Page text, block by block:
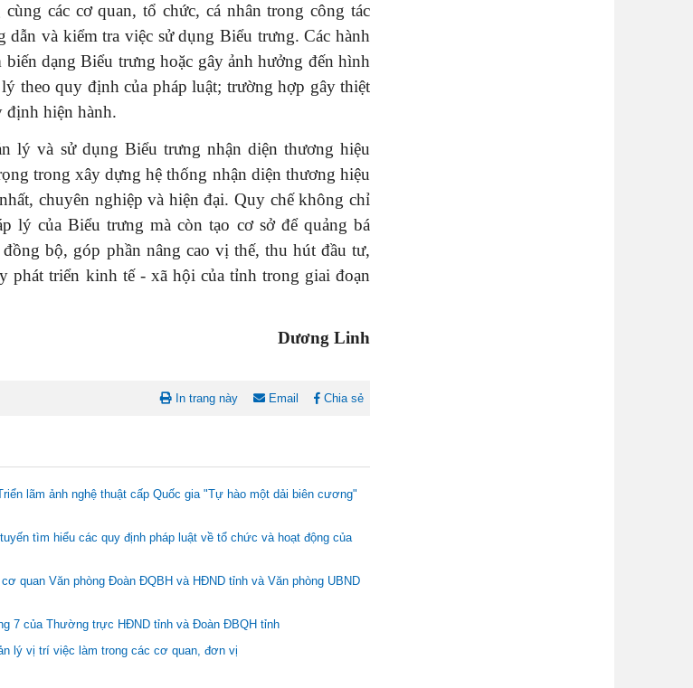
các cơ quan, tổ chức, cá nhân trong công tác
và kiểm tra việc sử dụng Biểu trưng. Các hành
dạng Biểu trưng hoặc gây ảnh hưởng đến hình
theo quy định của pháp luật; trường hợp gây thiệt
định hiện hành.
lý và sử dụng Biểu trưng nhận diện thương hiệu
trong xây dựng hệ thống nhận diện thương hiệu
chuyên nghiệp và hiện đại. Quy chế không chỉ
lý của Biểu trưng mà còn tạo cơ sở để quảng bá
bộ, góp phần nâng cao vị thế, thu hút đầu tư,
phát triển kinh tế - xã hội của tỉnh trong giai đoạn
Dương Linh
In trang này Email Chia sẻ
lãm ảnh nghệ thuật cấp Quốc gia "Tự hào một dải biên cương"
tìm hiểu các quy định pháp luật về tổ chức và hoạt động của
quan Văn phòng Đoàn ĐQBH và HĐND tỉnh và Văn phòng UBND
7 của Thường trực HĐND tỉnh và Đoàn ĐBQH tỉnh
lý vị trí việc làm trong các cơ quan, đơn vị